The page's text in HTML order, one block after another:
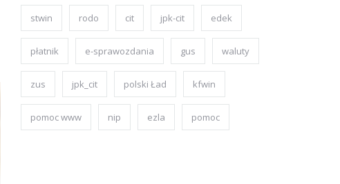
stwin rodo cit jpk-cit edek
płatnik e-sprawozdania gus waluty
zus jpk_cit polski Ład kfwin
pomoc www nip ezla pomoc